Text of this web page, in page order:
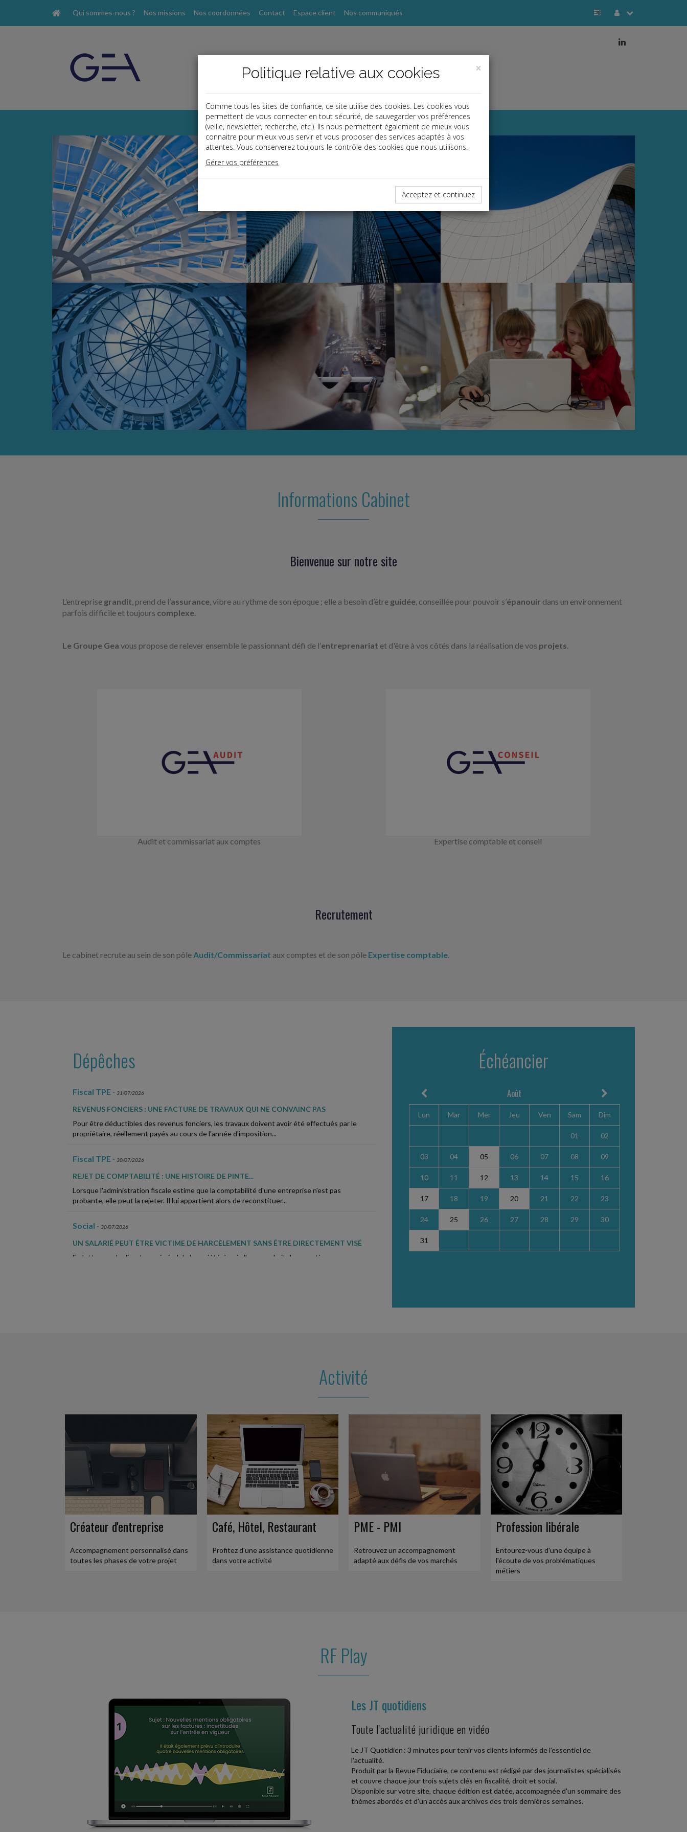
Qui sommes-nous ? Nos missions Nos coordonnées Contact Espace client Nos communiqués
j
Informations Cabinet
Bienvenue sur notre site
L’entreprise grandit, prend de l’assurance, vibre au rythme de son époque ; elle a besoin d’être guidée, conseillée pour pouvoir s’épanouir dans un environnement
parfois difficile et toujours complexe.
Le Groupe Gea vous propose de relever ensemble le passionnant défi de l’entreprenariat et d'être à vos côtés dans la réalisation de vos projets.
Audit et commissariat aux comptes Expertise comptable et conseil
Recrutement
Le cabinet recrute au sein de son pôleAudit/Commissariat aux comptes et de son pôle Expertise comptable.
Dépêches
Fiscal TPE - 31/07/2026
REVENUS FONCIERS : UNE FACTURE DE TRAVAUX QUI NE CONVAINC PAS
Pour être déductibles des revenus fonciers, les travaux doivent avoir été effectués par le
propriétaire, réellement payés au cours de l'année d'imposition...
Fiscal TPE - 30/07/2026
REJET DE COMPTABILITÉ : UNE HISTOIRE DE PINTE...
Lorsque l'administration fiscale estime que la comptabilité d'une entreprise n'est pas
probante, elle peut la rejeter. Il lui appartient alors de reconstituer...
Social - 30/07/2026
UN SALARIÉ PEUT ÊTRE VICTIME DE HARCÈLEMENT SANS ÊTRE DIRECTEMENT VISÉ
En lutte avec le directeur général de la société, à qui elle reprochait des « pratiques
BILAN 2025 DE LA DGCCRF POUR UNE CONSOMMATION PLUS DURABLE
La direction générale de la concurrence, de la consommation et de la répression des fraudes
PILIER 2 : UN DÉLAI SUPPLÉMENTAIRE POUR LA DÉCLARATION GIR
Dans le cadre de l'imposition minimale des groupes multinationaux (réforme dite « Pilier 2 »), et
pour tenir compte des difficultés rencontrées par les...
Social -
Une loi du 22 décembre 2025 a créé un statut de l'élu local afin de faciliter la conciliation de
Dans un récent communiqué de presse, le Gouvernement confirme l'entrée en vigueur de la
Vie des affaires
RÉVISION DES BAUX COMMERCIAUX ET PROFESSIONNELS : LES INDICES POUR LE
PREMIER TRIMESTRE 2026 ONT ÉTÉ PUBLIÉS
Les indices de référence des baux commerciaux et professionnels, à savoir l'indice des loyers
commerciaux (ILC), l'indice du coût de la construction (ICC)...
- 27/07/2026
MÉCÉNAT : UNE RÉDUCTION D'IMPÔT LIMITÉE POUR LA MODE « ULTRA-EXPRESS »
La loi visant à réduire l'impact environnemental de l'industrie textile restreint le bénéfice de la
réduction d'impôt mécénat. Désormais, les entreprises...
Échéancier
Août
Lun Mar Mer Jeu Ven Sam Dim
01 02
03 04 05 06 07 08 09
10 11 12 13 14 15 16
17 18 19 20 21 22 23
24 25 26 27 28 29 30
31
Activité
Créateur d'entreprise
Accompagnement personnalisé dans
toutes les phases de votre projet
Café, Hôtel, Restaurant
Profitez d'une assistance quotidienne
dans votre activité
PME - PMI
Retrouvez un accompagnement
adapté aux défis de vos marchés
Profession libérale
Entourez-vous d'une équipe à
l'écoute de vos problématiques
métiers
RF Play
Les JT quotidiens
Toute l'actualité juridique en vidéo
Le JT Quotidien : 3 minutes pour tenir vos clients informés de l'essentiel de
l'actualité.
Produit par la Revue Fiduciaire, ce contenu est rédigé par des journalistes spécialisés
et couvre chaque jour trois sujets clés en fiscalité, droit et social.
Disponible sur votre site, chaque édition est datée, accompagnée d'un sommaire des
thèmes abordés et d'un accès aux archives des trois dernières semaines.
×
Politique relative aux cookies
Comme tous les sites de confiance, ce site utilise des cookies. Les cookies vous
permettent de vous connecter en tout sécurité, de sauvegarder vos préférences
(veille, newsletter, recherche, etc.). Ils nous permettent également de mieux vous
connaitre pour mieux vous servir et vous proposer des services adaptés à vos
attentes. Vous conserverez toujours le contrôle des cookies que nous utilisons.
Gérer vos préférences
Acceptez et continuez